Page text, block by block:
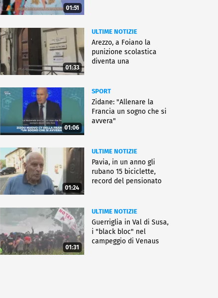
01:51
01:33
ULTIME NOTIZIE
Arezzo, a Foiano la
punizione scolastica
diventa una
01:06
SPORT
Zidane: "Allenare la
Francia un sogno che si
avvera"
01:24
ULTIME NOTIZIE
Pavia, in un anno gli
rubano 15 biciclette,
record del pensionato
01:31
ULTIME NOTIZIE
Guerriglia in Val di Susa,
i "black bloc" nel
campeggio di Venaus